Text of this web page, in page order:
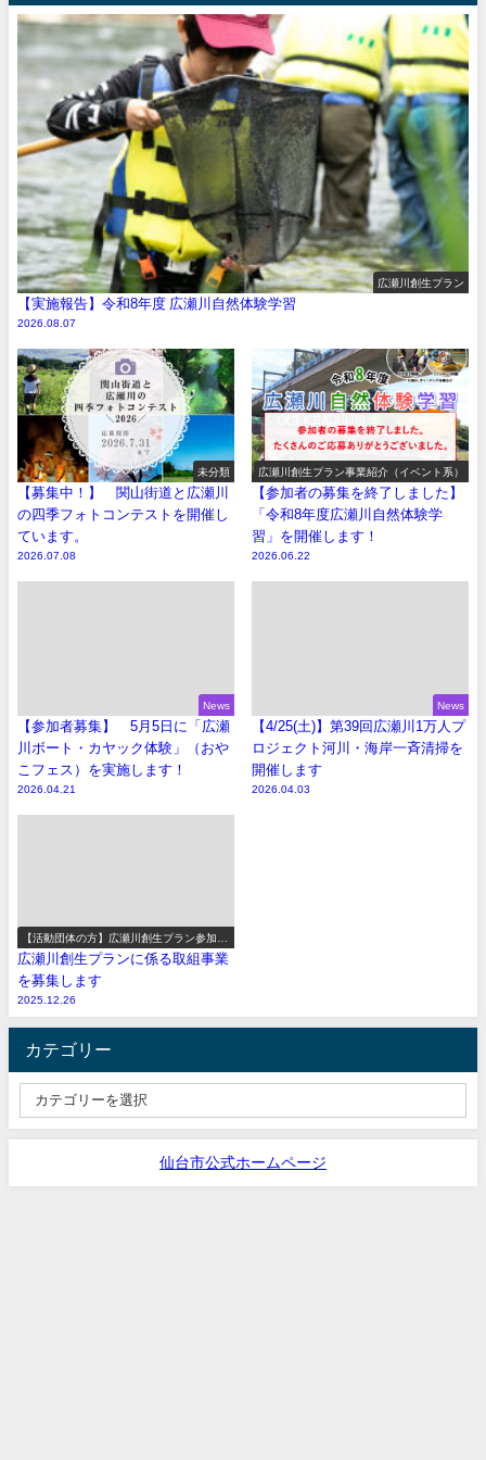
広瀬川創生プラン
【実施報告】令和8年度 広瀬川自然体験学習
2026.08.07
未分類
【募集中！】 関山街道と広瀬川
の四季フォトコンテストを開催し
ています。
2026.07.08
広瀬川創生プラン事業紹介（イベント系）
【参加者の募集を終了しました】
「令和8年度広瀬川自然体験学
習」を開催します！
2026.06.22
News
【参加者募集】 5月5日に「広瀬
川ボート・カヤック体験」（おや
こフェス）を実施します！
2026.04.21
News
【4/25(土)】第39回広瀬川1万人プ
ロジェクト河川・海岸一斉清掃を
開催します
2026.04.03
【活動団体の方】広瀬川創生プラン参加事
業の募集
広瀬川創生プランに係る取組事業
を募集します
2025.12.26
カテゴリー
仙台市公式ホームページ